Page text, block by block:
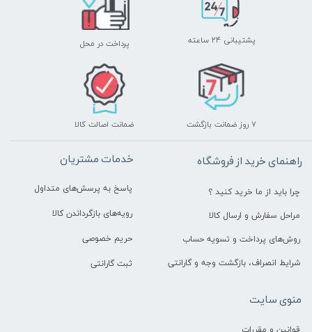
پشتیبانی ۲۴ ساعته پرداخت در محل
۷ روز ضمانت بازگشت ضمانت اصالت کالا
راهنمای خرید از فروشگاه
چرا باید از ما خرید کنید ؟
مراحل سفارش و ارسال کالا
روش‌های پرداخت و تسویه حساب
شرایط انصراف، بازگشت وجه و گارانتی
خدمات مشتریان
پاسخ به پرسش‌های متداول
رویه‌های بازگرداندن کالا
حریم خصوصی
ثبت گارانتی
منوی سایت